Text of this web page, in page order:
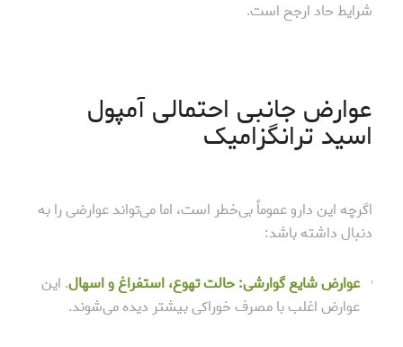
شرایط حاد ارجح است.
عوارض جانبی احتمالی آمپول
اسید ترانگزامیک
اگرچه این دارو عموماً بی‌خطر است، اما می‌تواند عوارضی را به
دنبال داشته باشد:
عوارض شایع گوارشی:حالت تهوع، استفراغ و اسهال. این
عوارض اغلب با مصرف خوراکی بیشتر دیده می‌شوند.